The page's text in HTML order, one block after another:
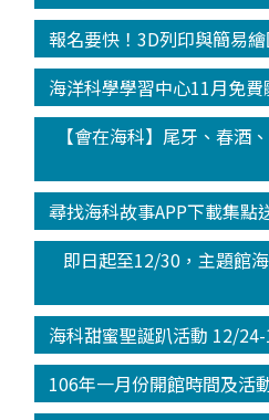
報名要快！3D列印與簡易
海洋科學學習中心11月免費
【會在海科】尾牙、春酒
尋找海科故事APP下載集點
即日起至12/30，主題館
海科甜蜜聖誕趴活動 12/
106年一月份開館時間及活